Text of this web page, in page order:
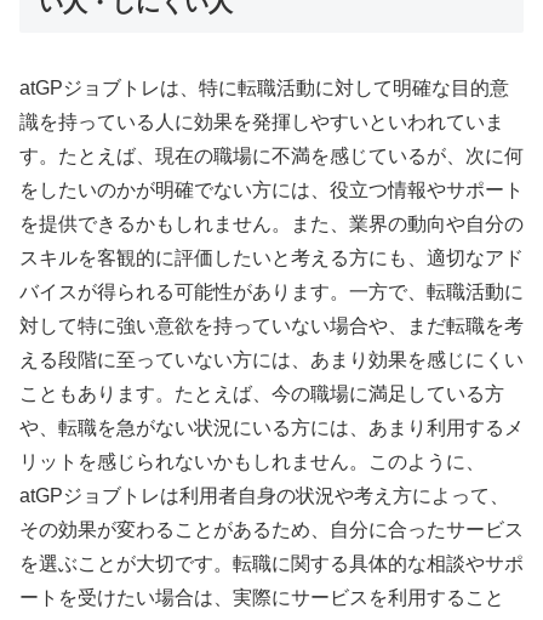
atGPジョブトレは、特に転職活動に対して明確な目的意
識を持っている人に効果を発揮しやすいといわれていま
す。たとえば、現在の職場に不満を感じているが、次に何
をしたいのかが明確でない方には、役立つ情報やサポート
を提供できるかもしれません。また、業界の動向や自分の
スキルを客観的に評価したいと考える方にも、適切なアド
バイスが得られる可能性があります。一方で、転職活動に
対して特に強い意欲を持っていない場合や、まだ転職を考
える段階に至っていない方には、あまり効果を感じにくい
こともあります。たとえば、今の職場に満足している方
や、転職を急がない状況にいる方には、あまり利用するメ
リットを感じられないかもしれません。このように、
atGPジョブトレは利用者自身の状況や考え方によって、
その効果が変わることがあるため、自分に合ったサービス
を選ぶことが大切です。転職に関する具体的な相談やサポ
ートを受けたい場合は、実際にサービスを利用すること